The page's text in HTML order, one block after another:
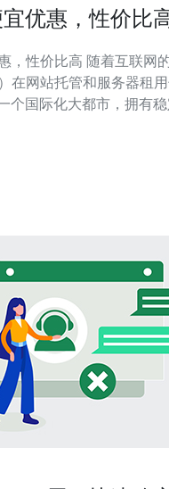
优惠，性价比
互联网的发展，虚拟专
在网站托管和服务器租
个国际化大都市，拥有
今天我们就来介绍一下香